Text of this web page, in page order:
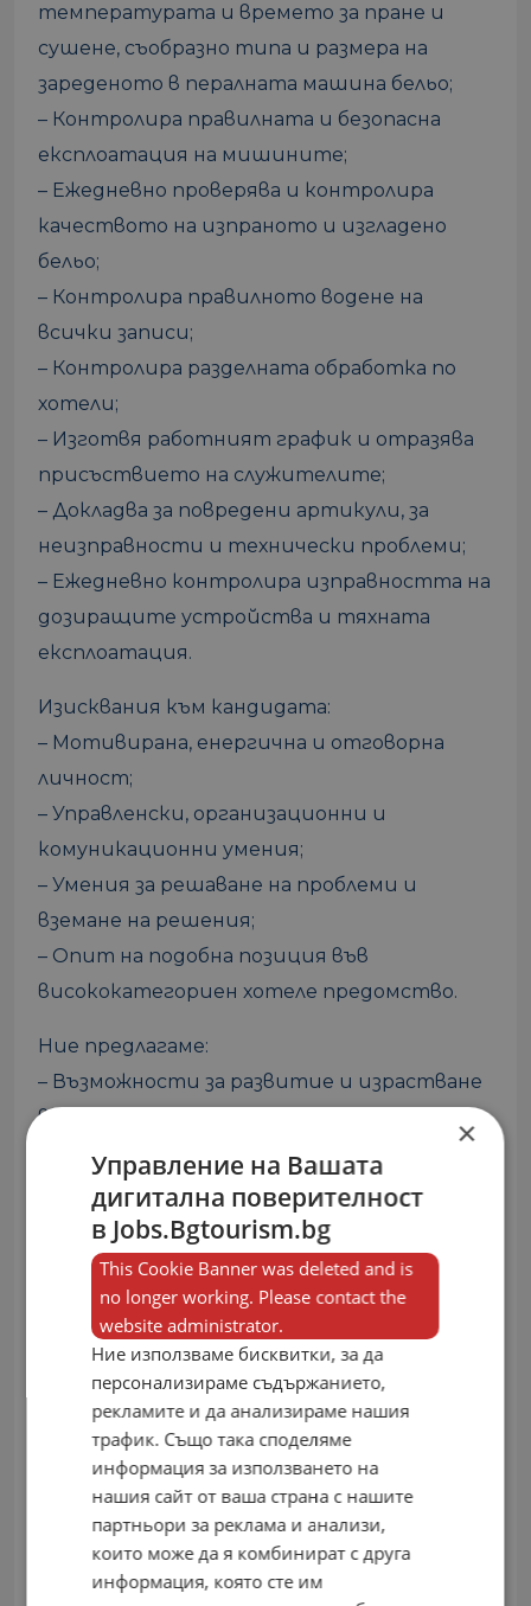
температурата и времето за пране и
сушене, съобразно типа и размера на
зареденото в пералната машина бельо;
– Контролира правилната и безопасна
експлоатация на мишините;
– Ежедневно проверява и контролира
качеството на изпраното и изгладено
бельо;
– Контролира правилното водене на
всички записи;
– Контролира разделната обработка по
хотели;
– Изготвя работният график и отразява
присъствието на служителите;
– Докладва за повредени артикули, за
неизправности и технически проблеми;
– Ежедневно контролира изправността на
дозиращите устройства и тяхната
експлоатация.
Изисквания към кандидата:
– Мотивирана, енергична и отговорна
личност;
– Управленски, организационни и
комуникационни умения;
– Умения за решаване на проблеми и
вземане на решения;
– Опит на подобна позиция във
висококатегориен хотеле предомство.
Ние предлагаме:
– Възможности за развитие и израстване
в рамките на компанията;
– Работа в млад и динамичен екип.
Моля, изпращайте автобиография със
снимка наquality@grifidhotels.com
Само одобрените по документи
кандидати ще бъдат поканени на
събеседване.
Гарантираме конфиденциалност относно
получената информация.
Телефон за връзка с работодателя: +359 885
Сподели:
×
Управление на Вашата
дигитална поверителност
в Jobs.Bgtourism.bg
This Cookie Banner was deleted and is
no longer working. Please contact the
website administrator.
Ние използваме бисквитки, за да
персонализираме съдържанието,
рекламите и да анализираме нашия
трафик. Също така споделяме
информация за използването на
нашия сайт от ваша страна с нашите
партньори за реклама и анализи,
които може да я комбинират с друга
информация, която сте им